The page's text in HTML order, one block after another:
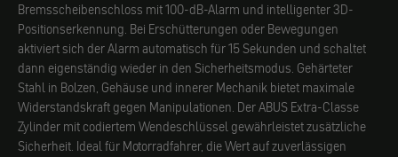
Bremsscheibenschloss mit 100-dB-Alarm und intelligenter 3D-
Positionserkennung. Bei Erschütterungen oder Bewegungen
aktiviert sich der Alarm automatisch für 15 Sekunden und schaltet
dann eigenständig wieder in den Sicherheitsmodus. Gehärteter
Stahl in Bolzen, Gehäuse und innerer Mechanik bietet maximale
Widerstandskraft gegen Manipulationen. Der ABUS Extra-Classe
Zylinder mit codiertem Wendeschlüssel gewährleistet zusätzliche
Sicherheit. Ideal für Motorradfahrer, die Wert auf zuverlässigen